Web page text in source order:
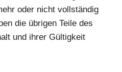
oder nicht vollständig
die übrigen Teile des
und ihrer Gültigkeit